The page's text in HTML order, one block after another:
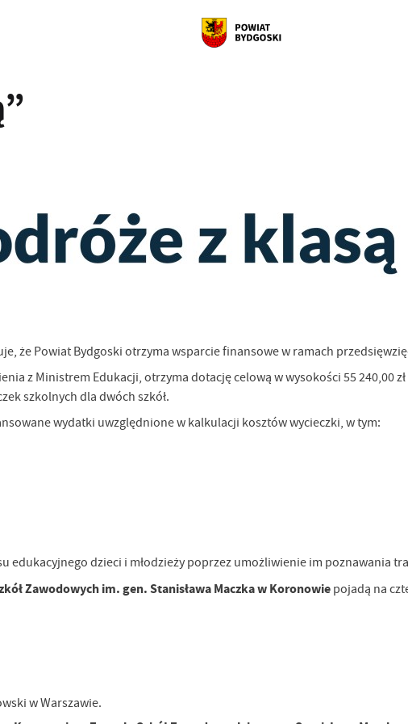
że Powiat Bydgoski otrzyma wsparcie finansowe w ramach
z Ministrem Edukacji, otrzyma dotację celową w wysokości 55 240,00
szkolnych dla dwóch szkół.
wydatki uwzględnione w kalkulacji kosztów wycieczki, w tym:
edukacyjnego dzieci i młodzieży poprzez umożliwienie im poznawania
Zawodowych im. gen. Stanisława Maczka w Koronowiepojadą na
w Warszawie.